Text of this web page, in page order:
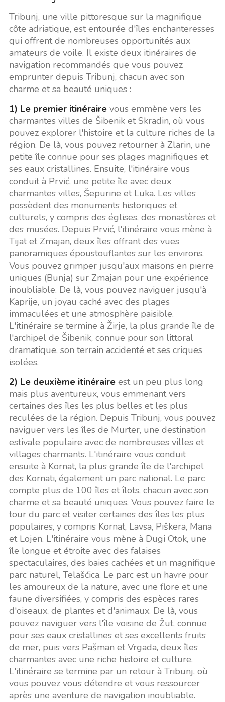
Tribunj, une ville pittoresque sur la magnifique
côte adriatique, est entourée d'îles enchanteresses
qui offrent de nombreuses opportunités aux
amateurs de voile. Il existe deux itinéraires de
navigation recommandés que vous pouvez
emprunter depuis Tribunj, chacun avec son
charme et sa beauté uniques :
1) Le premier itinérairevous emmène vers les
charmantes villes de Šibenik et Skradin, où vous
pouvez explorer l'histoire et la culture riches de la
région. De là, vous pouvez retourner à Zlarin, une
petite île connue pour ses plages magnifiques et
ses eaux cristallines. Ensuite, l'itinéraire vous
conduit à Prvić, une petite île avec deux
charmantes villes, Šepurine et Luka. Les villes
possèdent des monuments historiques et
culturels, y compris des églises, des monastères et
des musées. Depuis Prvić, l'itinéraire vous mène à
Tijat et Zmajan, deux îles offrant des vues
panoramiques époustouflantes sur les environs.
Vous pouvez grimper jusqu'aux maisons en pierre
uniques (Bunja) sur Zmajan pour une expérience
inoubliable. De là, vous pouvez naviguer jusqu'à
Kaprije, un joyau caché avec des plages
immaculées et une atmosphère paisible.
L'itinéraire se termine à Žirje, la plus grande île de
l'archipel de Šibenik, connue pour son littoral
dramatique, son terrain accidenté et ses criques
isolées.
2) Le deuxième itinéraireest un peu plus long
mais plus aventureux, vous emmenant vers
certaines des îles les plus belles et les plus
reculées de la région. Depuis Tribunj, vous pouvez
naviguer vers les îles de Murter, une destination
estivale populaire avec de nombreuses villes et
villages charmants. L'itinéraire vous conduit
ensuite à Kornat, la plus grande île de l'archipel
des Kornati, également un parc national. Le parc
compte plus de 100 îles et îlots, chacun avec son
charme et sa beauté uniques. Vous pouvez faire le
tour du parc et visiter certaines des îles les plus
populaires, y compris Kornat, Lavsa, Piškera, Mana
et Lojen. L'itinéraire vous mène à Dugi Otok, une
île longue et étroite avec des falaises
spectaculaires, des baies cachées et un magnifique
parc naturel, Telašćica. Le parc est un havre pour
les amoureux de la nature, avec une flore et une
faune diversifiées, y compris des espèces rares
d'oiseaux, de plantes et d'animaux. De là, vous
pouvez naviguer vers l'île voisine de Žut, connue
pour ses eaux cristallines et ses excellents fruits
de mer, puis vers Pašman et Vrgada, deux îles
charmantes avec une riche histoire et culture.
L'itinéraire se termine par un retour à Tribunj, où
vous pouvez vous détendre et vous ressourcer
après une aventure de navigation inoubliable.